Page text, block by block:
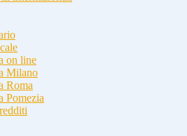
on line
Milano
Roma
Pomezia